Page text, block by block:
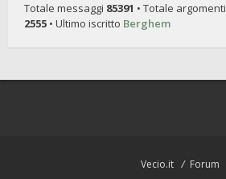
Totale messaggi 85391 • Totale argomenti
2555 • Ultimo iscritto Berghem
Vecio.it
Forum